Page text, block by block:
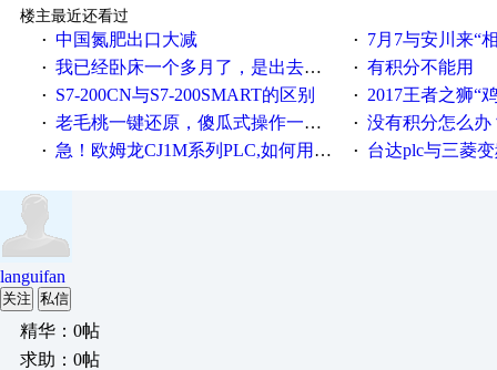
楼主最近还看过
· 中国氮肥出口大减 · 7月7与安川来“
· 我已经卧床一个多月了，是出去安装机械手在高速遭遇车祸所致:大家工作都要特别注意啊 · 有积分不能用
· S7-200CN与S7-200SMART的区别 · 2017王者之狮“鸡”情签到
· 老毛桃一键还原，傻瓜式操作一键轻松备份还原；程序为向导式安装，一键即可实现自动备份或还原系统。 · 没有积分怎么办
· 急！欧姆龙CJ1M系列PLC,如何用时间控制变频器。要求时间在组态王中可以自由输入！拜托各位大神了！ · 台达plc与三菱
languifan
关注 私信
精华：0帖
求助：0帖